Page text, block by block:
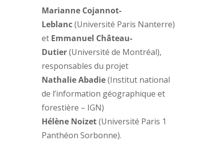
Marianne Cojannot-
Leblanc(Université Paris Nanterre)
et Emmanuel Château-
Dutier(Université de Montréal),
responsables du projet
Nathalie Abadie(Institut national
de l’information géographique et
forestière – IGN)
Hélène Noizet(Université Paris 1
Panthéon Sorbonne).